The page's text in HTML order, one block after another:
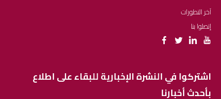
آخر التطورات
إتصلوا بنا
اشتركوا في النشرة الإخبارية للبقاء على اطلاع
بأحدث أخبارنا